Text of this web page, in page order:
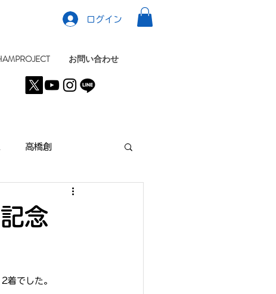
ログイン
お問い合わせ
高橋創
念
でした。